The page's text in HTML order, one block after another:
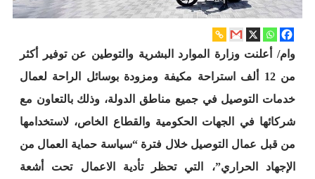
وام/ أعلنت وزارة الموارد البشرية والتوطين عن توفير أكثر
من 12 ألف استراحة مكيفة ومزودة بوسائل الراحة لعمال
خدمات التوصيل في جميع مناطق الدولة، وذلك بالتعاون مع
شركائها في الجهات الحكومية والقطاع الخاص، لاستخدامها
من قبل عمال التوصيل خلال فترة “سياسة حماية العمال من
الإجهاد الحراري”، التي تحظر تأدية الاعمال تحت أشعة